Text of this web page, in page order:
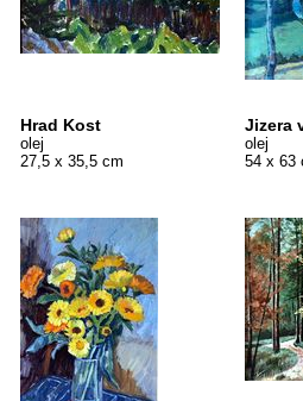
Hrad Kost
olej
27,5 x 35,5 cm
Jizera
olej
54 x 63